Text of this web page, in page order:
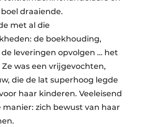
draaiende.
met al die
de boekhouding,
leveringen opvolgen … het
was een vrijgevochten,
die de lat superhoog legde
haar kinderen. Veeleisend
manier: zich bewust van haar